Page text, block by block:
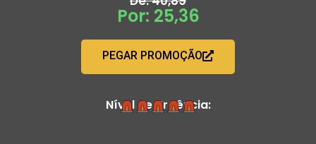
Por: 25,36
PEGAR PROMOÇÃO
Nível de Urgência: